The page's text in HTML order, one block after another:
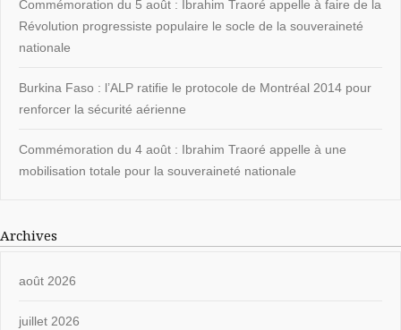
Commémoration du 5 août : Ibrahim Traoré appelle à faire de la
Révolution progressiste populaire le socle de la souveraineté
nationale
Burkina Faso : l’ALP ratifie le protocole de Montréal 2014 pour
renforcer la sécurité aérienne
Commémoration du 4 août : Ibrahim Traoré appelle à une
mobilisation totale pour la souveraineté nationale
Archives
août 2026
juillet 2026